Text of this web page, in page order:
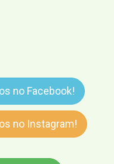
no Facebook!
no Instagram!